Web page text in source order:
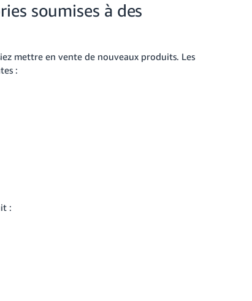
soumises à des
mettre en vente de nouveaux produits. Les
:
: